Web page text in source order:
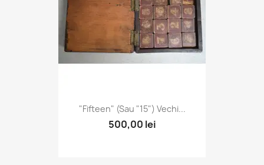
"Fifteen" (sau "15") Vechi...
500,00 lei